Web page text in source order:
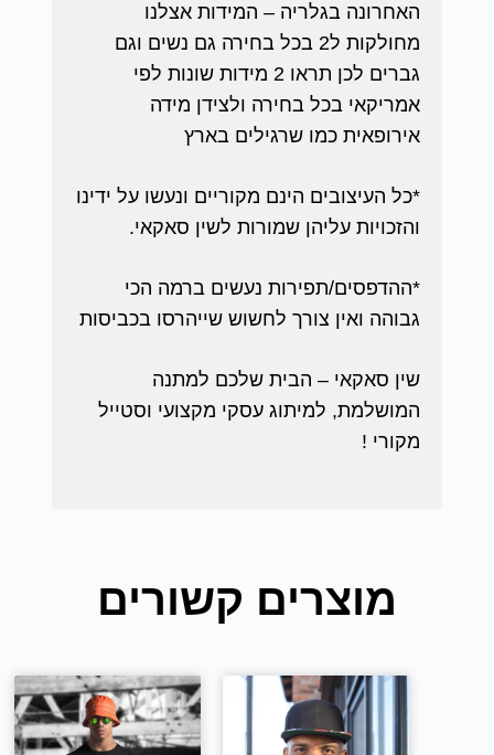
האחרונה בגלריה – המידות אצלנו
מחולקות ל2 בכל בחירה גם נשים וגם
גברים לכן תראו 2 מידות שונות לפי
אמריקאי בכל בחירה ולצידן מידה
אירופאית כמו שרגילים בארץ
*כל העיצובים הינם מקוריים ונעשו על ידינו
והזכויות עליהן שמורות לשין סאקאי.
*ההדפסים/תפירות נעשים ברמה הכי
גבוהה ואין צורך לחשוש שייהרסו בכביסות
שין סאקאי – הבית שלכם למתנה
המושלמת, למיתוג עסקי מקצועי וסטייל
מקורי !
מוצרים קשורים